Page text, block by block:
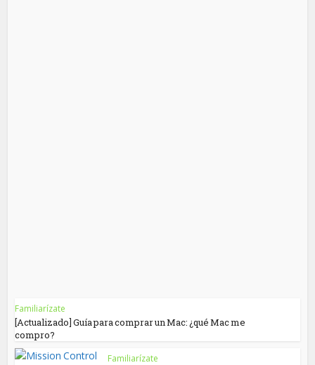
Familiarízate
[Actualizado] Guía para comprar un Mac: ¿qué Mac me
compro?
Familiarízate